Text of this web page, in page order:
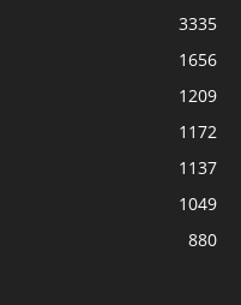
3335
1656
1209
1172
1137
1049
880